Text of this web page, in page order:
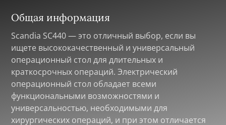
Общая информация
Scandia SC440 — это отличный выбор, если вы
ищете высококачественный и универсальный
операционный стол для длительных и
краткосрочных операций. Электрический
операционный стол обладает всеми
функциональными возможностями и
универсальностью, необходимыми для
хирургических операций, и при этом отличается